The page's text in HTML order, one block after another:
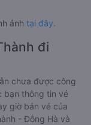
ảnh tại đây.
đi
chưa được công
bạn thông tin vé
giờ bán vé của
- Đông Hà và